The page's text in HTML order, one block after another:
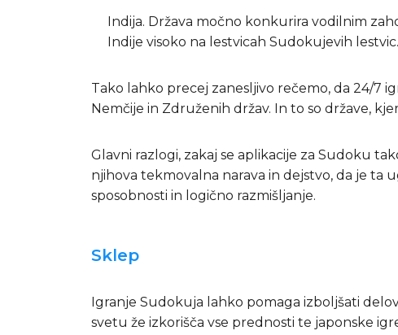
Indija. Država močno konkurira vodilnim
Indije visoko na lestvicah Sudokujevih lestvic.
Tako lahko precej zanesljivo rečemo, da 24/7
Nemčije in Združenih držav. In to so države,
Glavni razlogi, zakaj se aplikacije za Sudoku
njihova tekmovalna narava in dejstvo, da je ta
sposobnosti in logično razmišljanje.
Sklep
Igranje Sudokuja lahko pomaga izboljšati
svetu že izkorišča vse prednosti te japonske